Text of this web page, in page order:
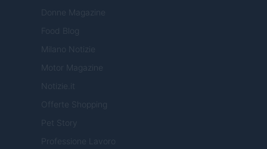
Donne Magazine
Food Blog
Milano Notizie
Motor Magazine
Notizie.it
Offerte Shopping
Pet Story
Professione Lavoro